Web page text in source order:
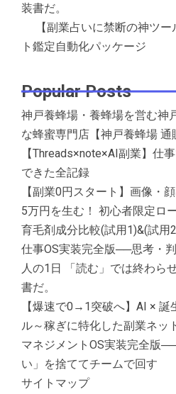
装書だ。
【副業占いに禁断の神ツ
ト鑑定自動化パッケージ
Popular Posts
神戸養蜂場・養蜂場を営む神
な蜂蜜専門店【神戸養蜂場 通
【Threads×note×AI副業】仕
できた全記録
【副業0円スタート】画像・
5万円を生む！ 初心者限定ロ
育毛剤成分比較(試用1)&(試用
仕事OS実装完全版──思考・
人の1日 「読む」では終わら
書だ。
【爆速で0→1突破へ】AI ×
ル～稼ぎに特化した副業ネッ
マネジメントOS実装完全版
い」を捨ててチームで回す
サイトマップ